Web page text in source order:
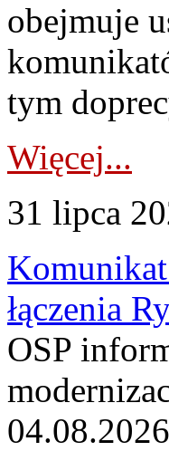
obejmuje
tym
Więcej...
31 lipca
łączenia
OSP